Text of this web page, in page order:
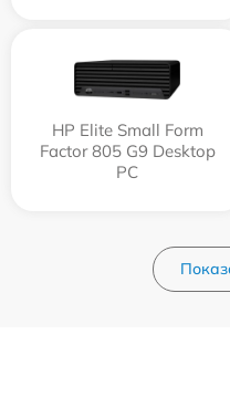
HP Elite Small Form
Factor 805 G9 Desktop
PC